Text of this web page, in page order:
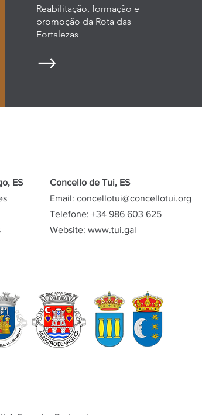
Reabilitação, formação e
promoção da Rota das
Fortalezas
ES
Concello de Tui, ES
Email: concellotui@concellotui.org
Telefone: +34 986 603 625
Website: www.tui.gal